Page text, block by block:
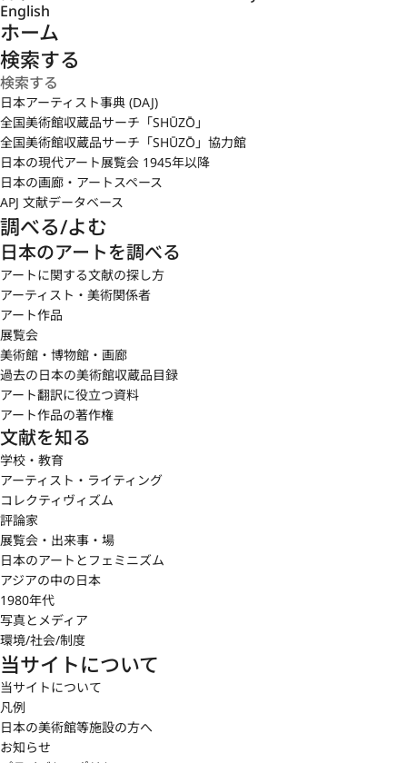
English
ホーム
検索する
日本アーティスト事典 (DAJ)
全国美術館収蔵品サーチ「SHŪZŌ」
全国美術館収蔵品サーチ「SHŪZŌ」協力館
日本の現代アート展覧会 1945年以降
日本の画廊・アートスペース
APJ 文献データベース
調べる/よむ
日本のアートを調べる
アートに関する文献の探し方
アーティスト・美術関係者
アート作品
展覧会
美術館・博物館・画廊
過去の日本の美術館収蔵品目録
アート翻訳に役立つ資料
アート作品の著作権
文献を知る
学校・教育
アーティスト・ライティング
コレクティヴィズム
評論家
展覧会・出来事・場
日本のアートとフェミニズム
アジアの中の日本
1980年代
写真とメディア
環境/社会/制度
当サイトについて
当サイトについて
凡例
日本の美術館等施設の方へ
お知らせ